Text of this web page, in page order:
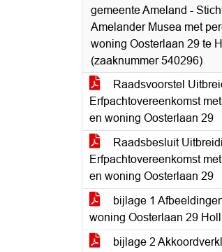
gemeente Ameland -
Amelander Musea met
woning Oosterlaan 29 te
(zaaknummer 540296)
Raadsvoorstel
Erfpachtovereenkomst
en woning Oosterlaan 29
Raadsbesluit
Erfpachtovereenkomst
en woning Oosterlaan 29
bijlage 1
woning Oosterlaan 29
bijlage 2